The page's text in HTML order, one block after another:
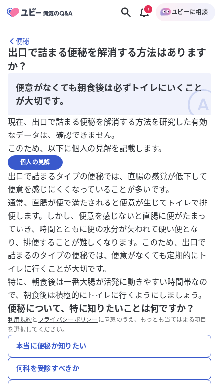
ユビーに相談
便秘
出口で詰まる便秘を解消する方法はあります
か？
便意がなくても朝食後は必ずトイレにいくこと
が大切です。
現在、出口で詰まる便秘を解消する方法を研究した有効
なデータは、確認できません。
このため、以下に個人の見解を記載します。
個人の見解
出口で詰まるタイプの便秘では、直腸の感覚が低下して
便意を感じにくくなっていることが多いです。
通常、直腸が便で満たされると便意が生じてトイレで排
便します。しかし、便意を感じないと直腸に便がたまっ
ていき、時間とともに便の水分が失われて硬い便とな
り、排便することが難しくなります。このため、出口で
詰まるのタイプの便秘では、便意がなくても定期的にト
イレに行くことが大切です。
特に、朝食後は一番大腸が活発に動きやすい時間帯なの
で、朝食後は積極的にトイレに行くようにしましょう。
便秘について、特に知りたいことは何ですか？
利用規約と プライバシーポリシー に同意のうえ、もっとも当てはまる項目
を選択してください。
本当に便秘か知りたい
何科を受診すべきか